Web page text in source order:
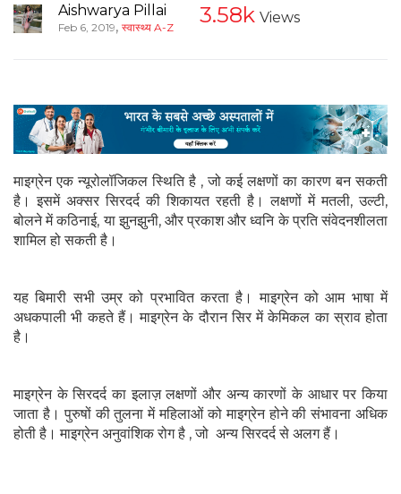
Aishwarya Pillai
Feb 6, 2019, स्वास्थ्य A-Z 3.58k Views
माइग्रेन एक न्यूरोलॉजिकल स्थिति है , जो कई लक्षणों का कारण बन सकती
है। इसमें अक्सर सिरदर्द की शिकायत रहती है। लक्षणों में मतली, उल्टी,
बोलने में कठिनाई, या झुनझुनी, और प्रकाश और ध्वनि के प्रति संवेदनशीलता
शामिल हो सकती है।
यह बिमारी सभी उम्र को प्रभावित करता है। माइग्रेन को आम भाषा में
अधकपाली भी कहते हैं। माइग्रेन के दौरान सिर में केमिकल का स्राव होता
है।
माइग्रेन के सिरदर्द का इलाज़ लक्षणों और अन्य कारणों के आधार पर किया
जाता है। पुरुषों की तुलना में महिलाओं को माइग्रेन होने की संभावना अधिक
होती है। माइग्रेन अनुवांशिक रोग है , जो अन्य सिरदर्द से अलग हैं।